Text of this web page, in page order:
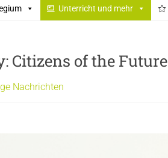
Unterricht und mehr
Citizens of the Future
Nachrichten